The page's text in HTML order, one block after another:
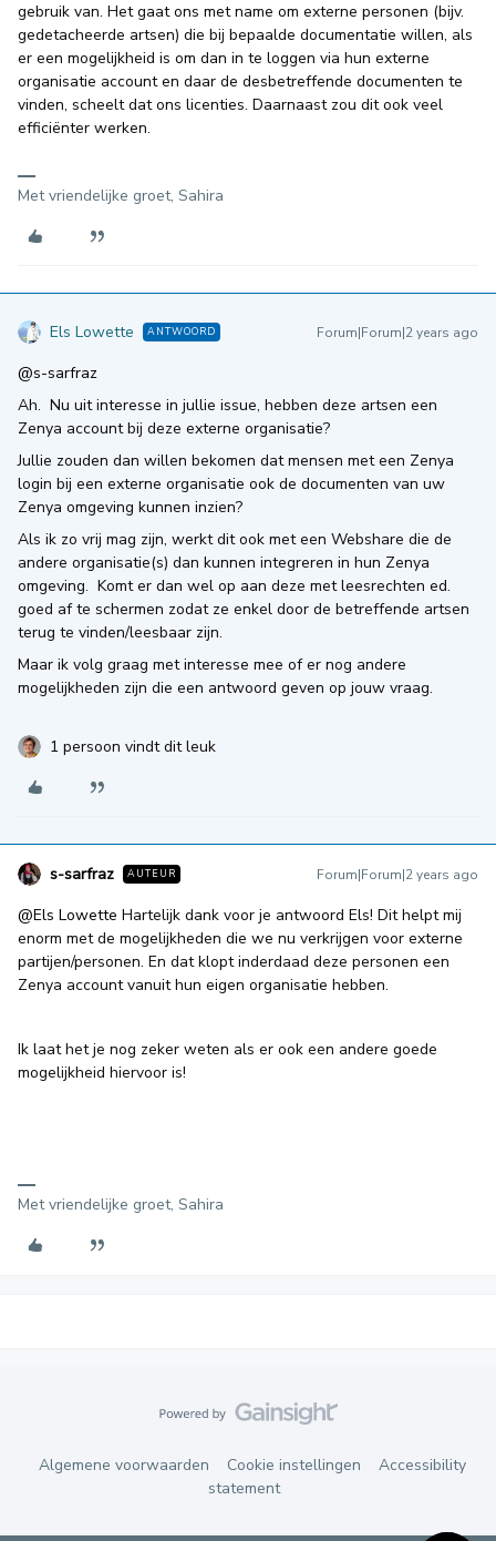
gebruik van. Het gaat ons met name om externe personen (bijv.
gedetacheerde artsen) die bij bepaalde documentatie willen, als
er een mogelijkheid is om dan in te loggen via hun externe
organisatie account en daar de desbetreffende documenten te
vinden, scheelt dat ons licenties. Daarnaast zou dit ook veel
efficiënter werken.
Met vriendelijke groet, Sahira
Els Lowette ANTWOORD Forum|Forum|2 years ago
@s-sarfraz
Ah. Nu uit interesse in jullie issue, hebben deze artsen een
Zenya account bij deze externe organisatie?
Jullie zouden dan willen bekomen dat mensen met een Zenya
login bij een externe organisatie ook de documenten van uw
Zenya omgeving kunnen inzien?
Als ik zo vrij mag zijn, werkt dit ook met een Webshare die de
andere organisatie(s) dan kunnen integreren in hun Zenya
omgeving. Komt er dan wel op aan deze met leesrechten ed.
goed af te schermen zodat ze enkel door de betreffende artsen
terug te vinden/leesbaar zijn.
Maar ik volg graag met interesse mee of er nog andere
mogelijkheden zijn die een antwoord geven op jouw vraag.
1 persoon vindt dit leuk
s-sarfraz AUTEUR Forum|Forum|2 years ago
@Els Lowette Hartelijk dank voor je antwoord Els! Dit helpt mij
enorm met de mogelijkheden die we nu verkrijgen voor externe
partijen/personen. En dat klopt inderdaad deze personen een
Zenya account vanuit hun eigen organisatie hebben.
Ik laat het je nog zeker weten als er ook een andere goede
mogelijkheid hiervoor is!
Met vriendelijke groet, Sahira
Algemene voorwaarden Cookie instellingen
Accessibility
statement